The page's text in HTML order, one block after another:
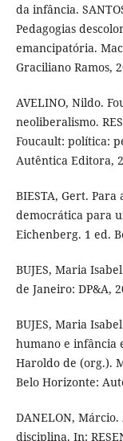
da infância.
Pedagogias
emancipatória.
Graciliano Ramos,
AVELINO, Nildo.
neoliberalismo.
Foucault: política:
Autêntica Editora,
BIESTA, Gert.
democrática para
Eichenberg. 1 ed.
BUJES, Maria
de Janeiro: DP&A,
BUJES, Maria
humano e infância
Haroldo de (org.).
Belo Horizonte:
DANELON,
disciplina. In: